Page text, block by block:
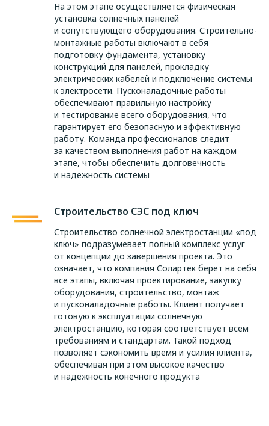
На этом этапе осуществляется физическая
установка солнечных панелей
и сопутствующего оборудования. Строительно-
монтажные работы включают в себя
подготовку фундамента, установку
конструкций для панелей, прокладку
электрических кабелей и подключение системы
к электросети. Пусконаладочные работы
обеспечивают правильную настройку
и тестирование всего оборудования, что
гарантирует его безопасную и эффективную
работу. Команда профессионалов следит
за качеством выполнения работ на каждом
этапе, чтобы обеспечить долговечность
и надежность системы
Строительство СЭС под ключ
Строительство солнечной электростанции «под
ключ» подразумевает полный комплекс услуг
от концепции до завершения проекта. Это
означает, что компания Солартек берет на себя
все этапы, включая проектирование, закупку
оборудования, строительство, монтаж
и пусконаладочные работы. Клиент получает
готовую к эксплуатации солнечную
электростанцию, которая соответствует всем
требованиям и стандартам. Такой подход
позволяет сэкономить время и усилия клиента,
обеспечивая при этом высокое качество
и надежность конечного продукта